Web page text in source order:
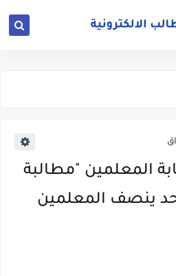
المعلمين "مطالبة
ينصف المعلمين